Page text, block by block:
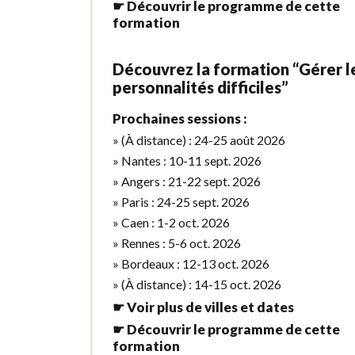
☛ Découvrir le programme de cette
formation
Découvrez la formation “Gérer
personnalités difficiles”
Prochaines sessions :
» (À distance) : 24-25 août 2026
» Nantes : 10-11 sept. 2026
» Angers : 21-22 sept. 2026
» Paris : 24-25 sept. 2026
» Caen : 1-2 oct. 2026
» Rennes : 5-6 oct. 2026
» Bordeaux : 12-13 oct. 2026
» (À distance) : 14-15 oct. 2026
☛ Voir plus de villes et dates
☛ Découvrir le programme de cette
formation